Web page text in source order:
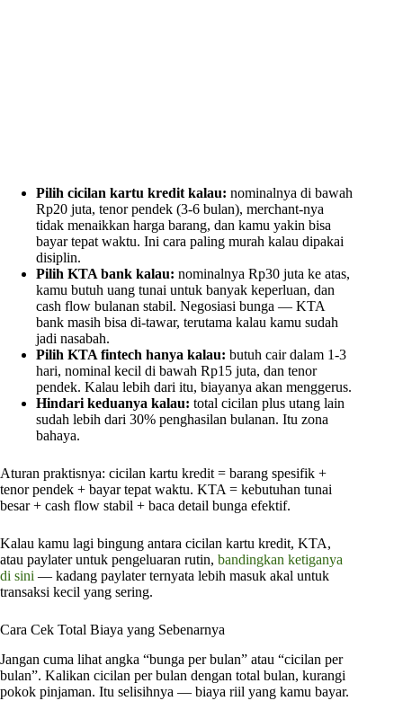
Pilih cicilan kartu kredit kalau: nominalnya di bawah
Rp20 juta, tenor pendek (3-6 bulan), merchant-nya
tidak menaikkan harga barang, dan kamu yakin bisa
bayar tepat waktu. Ini cara paling murah kalau dipakai
disiplin.
Pilih KTA bank kalau: nominalnya Rp30 juta ke atas,
kamu butuh uang tunai untuk banyak keperluan, dan
cash flow bulanan stabil. Negosiasi bunga — KTA
bank masih bisa di-tawar, terutama kalau kamu sudah
jadi nasabah.
Pilih KTA fintech hanya kalau: butuh cair dalam 1-3
hari, nominal kecil di bawah Rp15 juta, dan tenor
pendek. Kalau lebih dari itu, biayanya akan menggerus.
Hindari keduanya kalau: total cicilan plus utang lain
sudah lebih dari 30% penghasilan bulanan. Itu zona
bahaya.
Aturan praktisnya: cicilan kartu kredit = barang spesifik +
tenor pendek + bayar tepat waktu. KTA = kebutuhan tunai
besar + cash flow stabil + baca detail bunga efektif.
Kalau kamu lagi bingung antara cicilan kartu kredit, KTA,
atau paylater untuk pengeluaran rutin, bandingkan ketiganya
di sini — kadang paylater ternyata lebih masuk akal untuk
transaksi kecil yang sering.
Cara Cek Total Biaya yang Sebenarnya
Jangan cuma lihat angka “bunga per bulan” atau “cicilan per
bulan”. Kalikan cicilan per bulan dengan total bulan, kurangi
pokok pinjaman. Itu selisihnya — biaya riil yang kamu bayar.